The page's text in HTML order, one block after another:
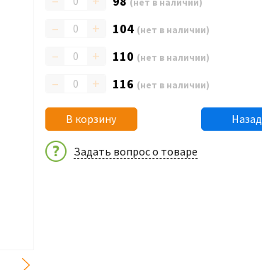
(нет в наличии)
– + 104 (нет в наличии)
– + 110 (нет в наличии)
– + 116 (нет в наличии)
В корзину Назад
Задать вопрос о товаре